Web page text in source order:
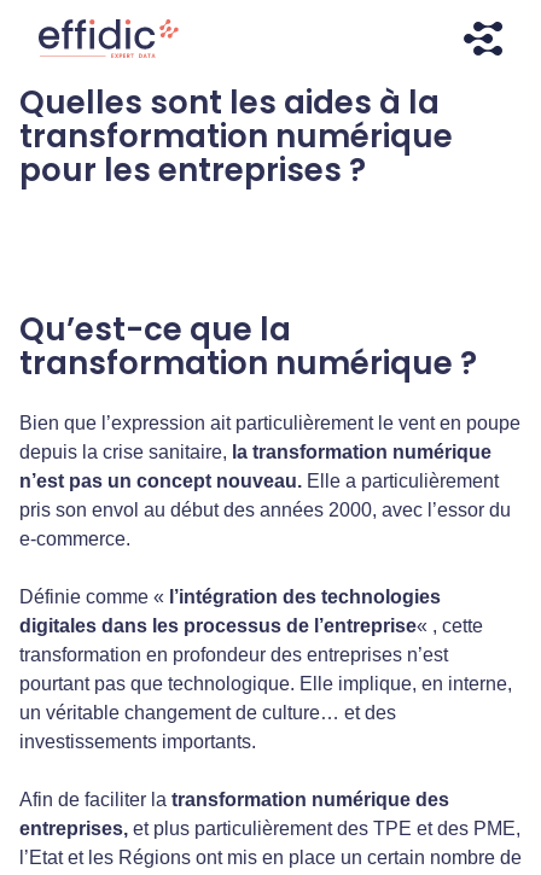
directement
contenu
navigation
Effidic – Expert Data
Faites briller vos données !
Quelles sont les aides à la
transformation numérique
pour les entreprises ?
Qu’est-ce que la
transformation numérique ?
Bien que l’expression ait particulièrement le vent en poupe
depuis la crise sanitaire, la transformation numérique
n’est pas un concept nouveau. Elle a particulièrement
pris son envol au début des années 2000, avec l’essor du
e-commerce.
Définie comme « l’intégration des technologies
digitales dans les processus de l’entreprise« , cette
transformation en profondeur des entreprises n’est
pourtant pas que technologique. Elle implique, en interne,
un véritable changement de culture… et des
investissements importants.
Afin de faciliter la transformation numérique des
entreprises, et plus particulièrement des TPE et des PME,
l’Etat et les Régions ont mis en place un certain nombre de